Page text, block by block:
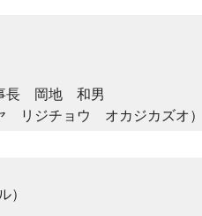
長 岡地 和男
リジチョウ オカジカズオ）